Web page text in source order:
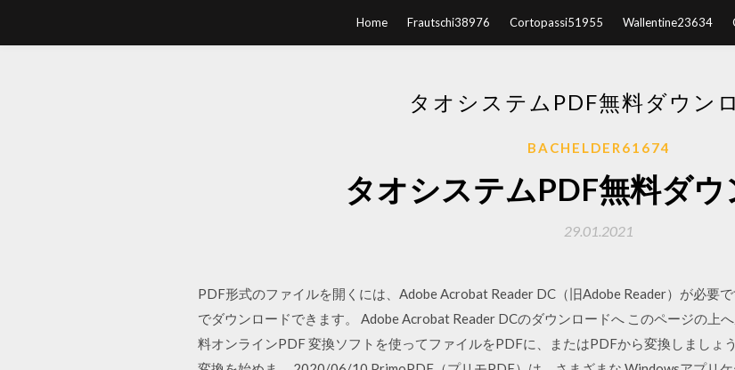
Home Frautschi38976 Cortopassi51955 Wallentine23634
タオシステムPDF無料ダウン
BACHELDER61674
タオシステムPDF無料ダウ
29.01.2021
PDF形式のファイルを開くには、Adobe Acrobat Reader DC（旧Adobe Reader）が必要
でダウンロードできます。 Adobe Acrobat Reader DCのダウンロードへ このページの上
料オンラインPDF 変換ソフトを使ってファイルをPDFに、またはPDFから変換しましょ